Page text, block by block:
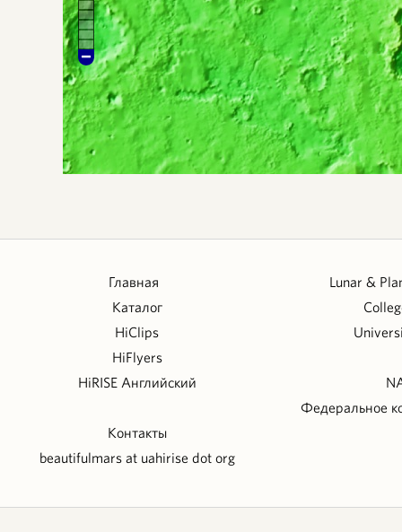
Главная
Каталог
HiClips
HiFlyers
HiRISE Английский
Контакты
beautifulmars at uahirise dot org
Lunar &
Федеральное